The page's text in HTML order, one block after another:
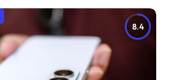
8.4